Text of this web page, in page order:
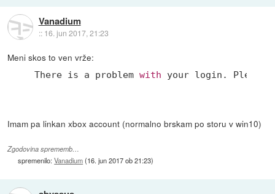
Vanadium
:: 16. jun 2017, 21:23
Meni skos to ven vrže:
There is a problem with your login. Please
Imam pa linkan xbox account (normalno brskam po storu v win10)
Zgodovina sprememb…
spremenilo:Vanadium(16. jun 2017 ob 21:23)